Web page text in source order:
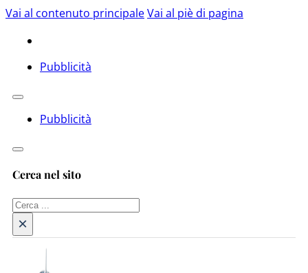
Vai al contenuto principaleVai al piè di pagina
Pubblicità
Pubblicità
Cerca nel sito
Cerca
×